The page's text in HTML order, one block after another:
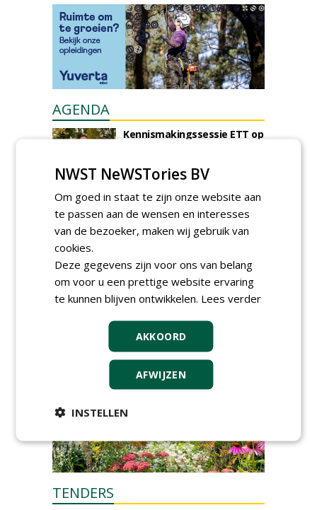
AGENDA
Kennismakingssessie ETT op
Poel organiseert
Boomverzorgersdag voor
boomprofessionals
Event: De stad van de
openbare ruimte
donderdag 5 november 2026
TENDERS
NWST NeWSTories BV
Om goed in staat te zijn onze website aan
te passen aan de wensen en interesses
van de bezoeker, maken wij gebruik van
cookies.
Deze gegevens zijn voor ons van belang
om voor u een prettige website ervaring
te kunnen blijven ontwikkelen. Lees verder
AKKOORD
AFWIJZEN
INSTELLEN